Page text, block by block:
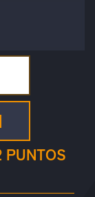
PUNTOS